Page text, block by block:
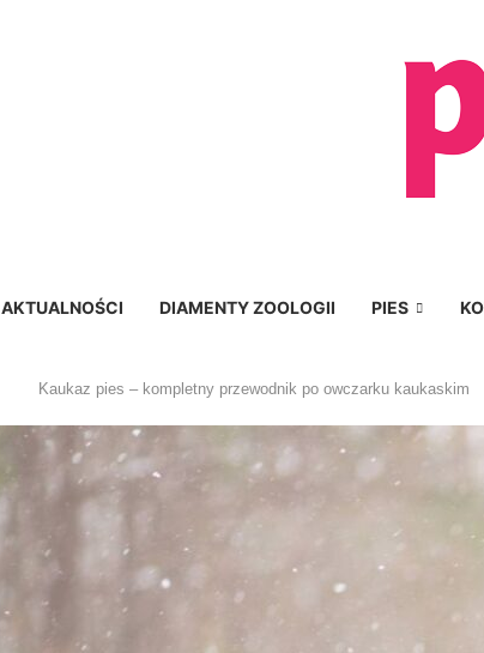
AKTUALNOŚCI DIAMENTY ZOOLOGII PIES
Kaukaz pies – kompletny przewodnik po owczarku kaukaskim